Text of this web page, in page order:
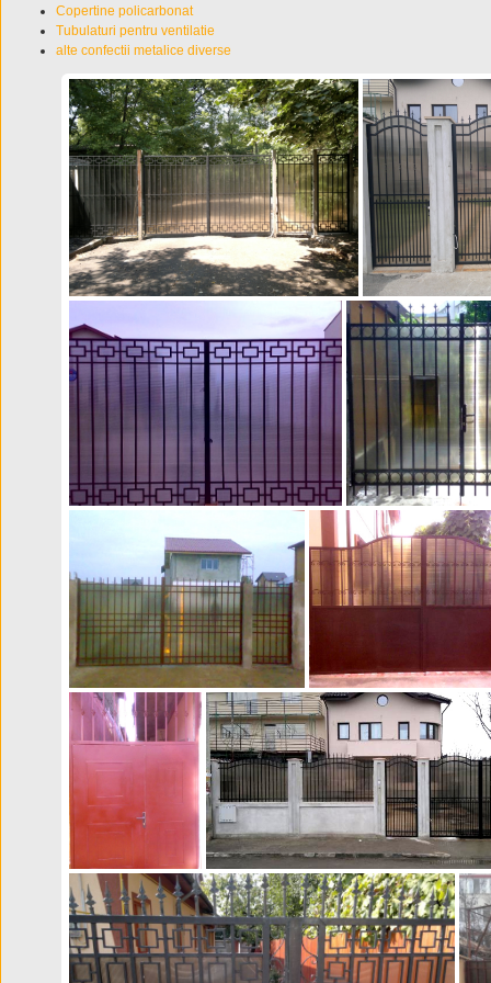
Copertine policarbonat
Tubulaturi pentru ventilatie
alte confectii metalice diverse